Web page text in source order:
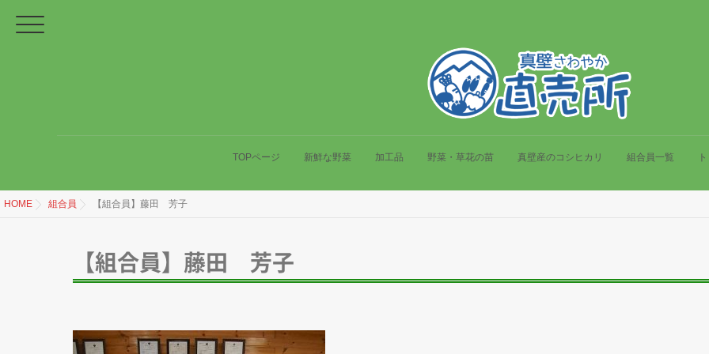
TOPページ 新鮮な野菜 加工品 野菜・草花の苗 真壁産のコシヒカリ 組合員一覧
HOME 組合員 【組合員】藤田 芳子
【組合員】藤田 芳子